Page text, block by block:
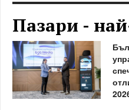
Пазари -